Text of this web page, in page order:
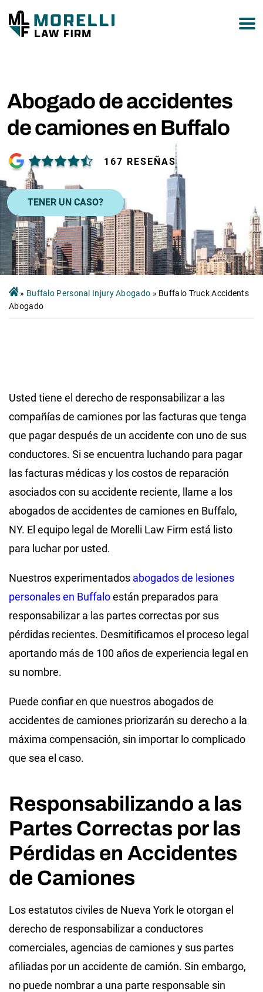
Abogado de accidentes
de camiones en Buffalo
167 RESEÑAS
TENER UN CASO?
» Buffalo Personal Injury Abogado » Buffalo Truck Accidents
Abogado
Usted tiene el derecho de responsabilizar a las
compañías de camiones por las facturas que tenga
que pagar después de un accidente con uno de sus
conductores. Si se encuentra luchando para pagar
las facturas médicas y los costos de reparación
asociados con su accidente reciente, llame a los
abogados de accidentes de camiones en Buffalo,
NY. El equipo legal de Morelli Law Firm está listo
para luchar por usted.
Nuestros experimentados abogados de lesiones
personales en Buffaloestán preparados para
responsabilizar a las partes correctas por sus
pérdidas recientes. Desmitificamos el proceso legal
aportando más de 100 años de experiencia legal en
su nombre.
Puede confiar en que nuestros abogados de
accidentes de camiones priorizarán su derecho a la
máxima compensación, sin importar lo complicado
que sea el caso.
Responsabilizando a las
Partes Correctas por las
Pérdidas en Accidentes
de Camiones
Los estatutos civiles de Nueva York le otorgan el
derecho de responsabilizar a conductores
comerciales, agencias de camiones y sus partes
afiliadas por un accidente de camión. Sin embargo,
no puede nombrar a una parte responsable sin